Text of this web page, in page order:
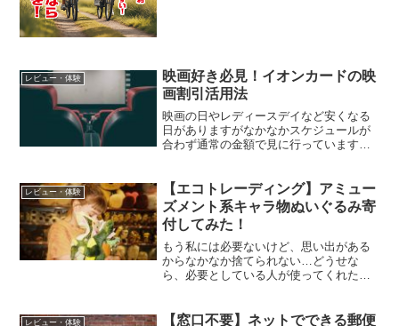
レビュー・体験
映画好き必見！イオンカードの映
画割引活用法
映画の日やレディースデイなど安くなる
日がありますがなかなかスケジュールが
合わず通常の金額で見に行っています。
のクレジットカードがあるぞ！イオンカ
ードのミニオンズ...
レビュー・体験
【エコトレーディング】アミュー
ズメント系キャラ物ぬいぐるみ寄
付してみた！
もう私には必要ないけど、思い出がある
からなかなか捨てられない…どうせな
ら、必要としている人が使ってくれたら
ぐるみ。思い入れはあるけれど、年齢的
レビュー・体験
【窓口不要】ネットでできる郵便